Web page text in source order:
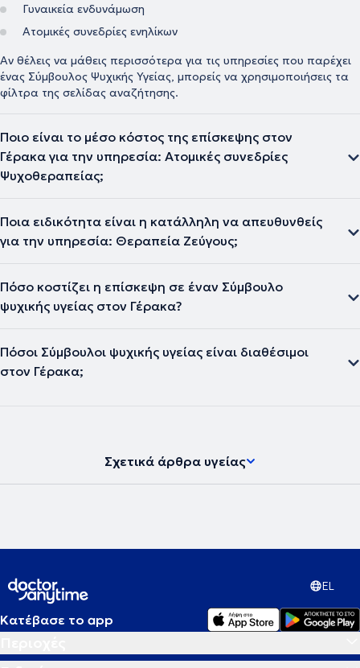
Γυναικεία ενδυνάμωση
Ατομικές συνεδρίες ενηλίκων
Αν θέλεις να μάθεις περισσότερα για τις υπηρεσίες που παρέχει
ένας Σύμβουλος Ψυχικής Υγείας, μπορείς να χρησιμοποιήσεις τα
φίλτρα της σελίδας αναζήτησης.
Ποιο είναι το μέσο κόστος της επίσκεψης στον
Γέρακα για την υπηρεσία: Ατομικές συνεδρίες
Ψυχοθεραπείας;
Ποια ειδικότητα είναι η κατάλληλη να απευθυνθείς
για την υπηρεσία: Θεραπεία Ζεύγους;
Πόσο κοστίζει η επίσκεψη σε έναν Σύμβουλο
ψυχικής υγείας στον Γέρακα?
Πόσοι Σύμβουλοι ψυχικής υγείας είναι διαθέσιμοι
στον Γέρακα;
Σχετικά άρθρα υγείας
EL
Κατέβασε το app